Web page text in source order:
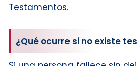
Testamentos.
¿Qué ocurre si no existe